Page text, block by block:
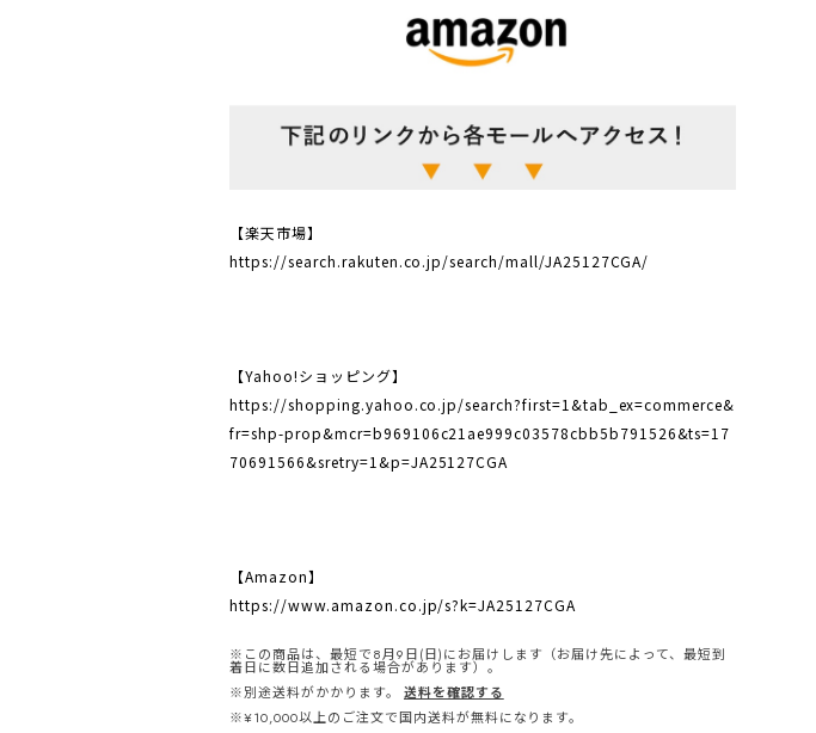
【楽天市場】
https://search.rakuten.co.jp/search/mall/JA25127CGA/
【Yahoo!ショッピング】
https://shopping.yahoo.co.jp/search?first=1&tab_ex=commerce&
fr=shp-prop&mcr=b969106c21ae999c03578cbb5b791526&ts=17
70691566&sretry=1&p=JA25127CGA
【Amazon】
https://www.amazon.co.jp/s?k=JA25127CGA
※この商品は、最短で8月9日(日)にお届けします（お届け先によって、最短到
着日に数日追加される場合があります）。
※別途送料がかかります。
送料を確認する
※¥10,000以上のご注文で国内送料が無料になります。